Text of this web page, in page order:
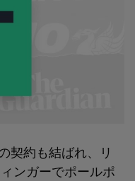
契約も結ばれ、リ
ンガーでポールポ